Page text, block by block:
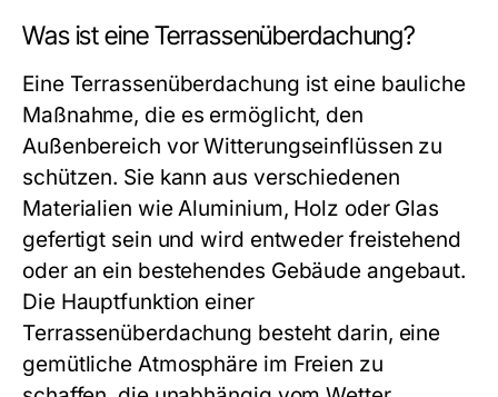
Was ist eine Terrassenüberdachung?
Eine Terrassenüberdachung ist eine bauliche
Maßnahme, die es ermöglicht, den
Außenbereich vor Witterungseinflüssen zu
schützen. Sie kann aus verschiedenen
Materialien wie Aluminium, Holz oder Glas
gefertigt sein und wird entweder freistehend
oder an ein bestehendes Gebäude angebaut.
Die Hauptfunktion einer
Terrassenüberdachung besteht darin, eine
gemütliche Atmosphäre im Freien zu